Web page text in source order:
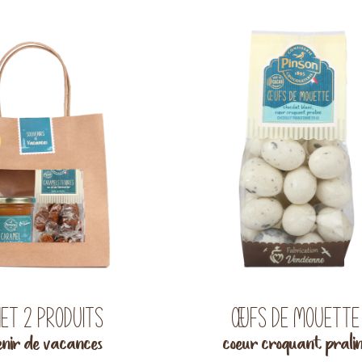
2 produits
de vacances
Œufs de Mouette
coeur croquant